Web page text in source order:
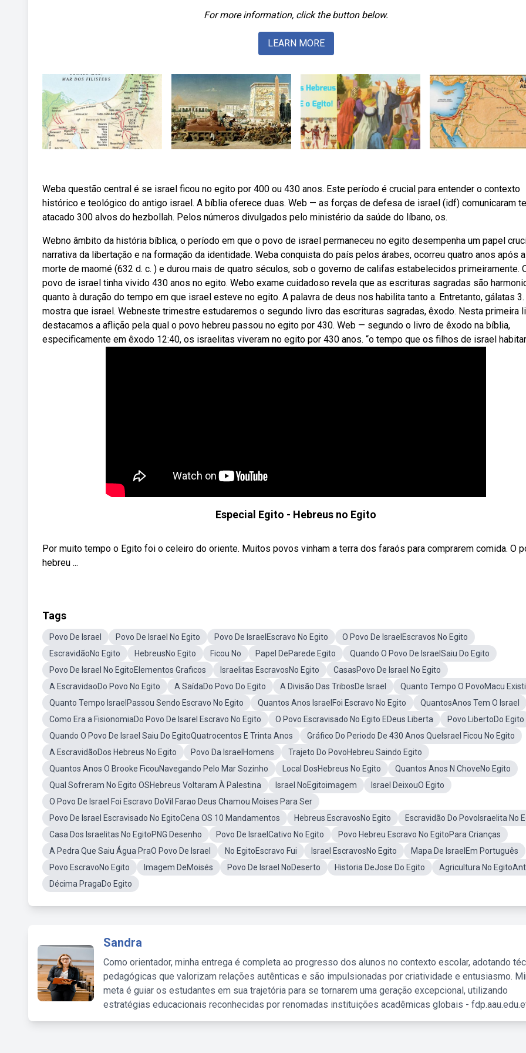
For more information, click the button below.
LEARN MORE
Weba questão central é se israel ficou no egito por 400 ou 430 anos. Este período é crucial para entender o contexto
histórico e teológico do antigo israel. A bíblia oferece duas. Web — as forças de defesa de israel (idf) comunicaram
atacado 300 alvos do hezbollah. Pelos números divulgados pelo ministério da saúde do líbano, os.
Webno âmbito da história bíblica, o período em que o povo de israel permaneceu no egito desempenha um papel
narrativa da libertação e na formação da identidade. Weba conquista do país pelos árabes, ocorreu quatro anos após a
morte de maomé (632 d. c. ) e durou mais de quatro séculos, sob o governo de califas estabelecidos primeiramente.
povo de israel tinha vivido 430 anos no egito. Webo exame cuidadoso revela que as escrituras sagradas são
quanto à duração do tempo em que israel esteve no egito. A palavra de deus nos habilita tanto a. Entretanto, gálatas
mostra que israel. Webneste trimestre estudaremos o segundo livro das escrituras sagradas, êxodo. Nesta primeira
destacamos a aflição pela qual o povo hebreu passou no egito por 430. Web — segundo o livro de êxodo na bíblia,
especificamente em êxodo 12:40, os israelitas viveram no egito por 430 anos. “o tempo que os filhos de israel
Especial Egito - Hebreus no Egito
Por muito tempo o Egito foi o celeiro do oriente. Muitos povos vinham a terra dos faraós para comprarem comida. O
hebreu ...
Tags
Povo De Israel Povo De Israel No Egito Povo De IsraelEscravo No Egito
O Povo De IsraelEscravos No Egito
EscravidãoNo Egito
HebreusNo Egito Ficou No Papel DeParede Egito
Quando O Povo De IsraelSaiu Do Egito
Povo De Israel No EgitoElementos Graficos
Israelitas EscravosNo Egito
CasasPovo De Israel No Egito
A EscravidaoDo Povo No Egito
A SaídaDo Povo Do Egito A Divisão Das TribosDe Israel
Quanto Tempo O PovoMacu
Quanto Tempo IsraelPassou Sendo Escravo No Egito
Quantos Anos IsraelFoi Escravo No Egito
QuantosAnos Tem O Israel
Como Era a FisionomiaDo Povo De Isarel Escravo No Egito
O Povo Escravisado No Egito EDeus Liberta
Povo LibertoDo Egito
Quando O Povo De Israel Saiu Do EgitoQuatrocentos E Trinta Anos
Gráfico Do Periodo De 430 Anos QueIsrael Ficou No Egito
A EscravidãoDos Hebreus No Egito
Povo Da IsraelHomens
Trajeto Do PovoHebreu Saindo Egito
Quantos Anos O Brooke FicouNavegando Pelo Mar Sozinho
Local DosHebreus No Egito
Quantos Anos N ChoveNo Egito
Qual Sofreram No Egito OSHebreus Voltaram À Palestina
Israel NoEgitoimagem
Israel DeixouO Egito
O Povo De Israel Foi Escravo DoVil Farao Deus Chamou Moises Para Ser
Povo De Israel Escravisado No EgitoCena OS 10 Mandamentos
Hebreus EscravosNo Egito
Escravidão Do PovoIsraelita No
Casa Dos Israelitas No EgitoPNG Desenho
Povo De IsraelCativo No Egito
Povo Hebreu Escravo No EgitoPara Crianças
A Pedra Que Saiu Água PraO Povo De Israel
No EgitoEscravo Fui Israel EscravosNo Egito
Mapa De IsraelEm Português
Povo EscravoNo Egito
Imagem DeMoisés Povo De Israel NoDeserto Historia DeJose Do Egito
Agricultura No
Décima PragaDo Egito
Sandra
Como orientador, minha entrega é completa ao progresso dos alunos no contexto escolar, adotando
pedagógicas que valorizam relações autênticas e são impulsionadas por criatividade e entusiasmo.
meta é guiar os estudantes em sua trajetória para se tornarem uma geração excepcional, utilizando
estratégias educacionais reconhecidas por renomadas instituições acadêmicas globais -